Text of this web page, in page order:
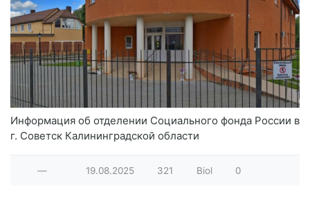
Информация об отделении Социального фонда России в
г. Советск Калининградской области
— 19.08.2025 321 Biol 0